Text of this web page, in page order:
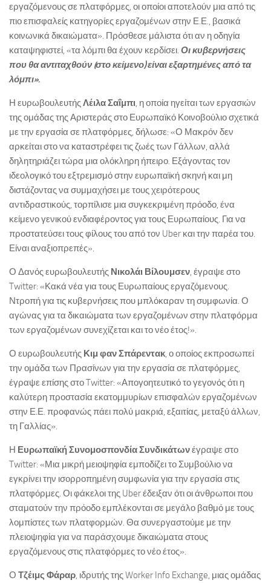
εργαζόμενους σε πλατφόρμες, οι οποίοι αποτελούν μια από τις
πιο επισφαλείς κατηγορίες εργαζομένων στην Ε.Ε., βασικά
κοινωνικά δικαιώματα». Πρόσθεσε μάλιστα ότι αν η οδηγία
καταψηφιστεί, «τα λόμπι θα έχουν κερδίσει. Οι κυβερνήσεις
που θα αντιταχθούν (στο κείμενο) είναι εξαρτημένες από τα
λόμπι».
Η ευρωβουλευτήςΛέιλα Σαΐμπι, η οποία ηγείται των εργασιών
της ομάδας της Αριστεράς στο Ευρωπαϊκό Κοινοβούλιο σχετικά
με την εργασία σε πλατφόρμες, δήλωσε: «Ο Μακρόν δεν
αρκείται στο να καταστρέφει τις ζωές των Γάλλων, αλλά
δηλητηριάζει τώρα μια ολόκληρη ήπειρο. Εξάγοντας τον
ιδεολογικό του εξτρεμισμό στην ευρωπαϊκή σκηνή και μη
διστάζοντας να συμμαχήσει με τους χειρότερους
αντιδραστικούς, τορπίλισε μια συγκεκριμένη πρόοδο, ένα
κείμενο γενικού ενδιαφέροντος για τους Ευρωπαίους. Για να
προστατεύσει τους φίλους του από τον Uber και την παρέα του.
Είναι αναξιοπρεπές».
Ο Δανός ευρωβουλευτής Νικολάι Βίλουμσεν, έγραψε στο
Twitter: «Κακά νέα για τους Ευρωπαίους εργαζόμενους.
Ντροπή για τις κυβερνήσεις που μπλόκαραν τη συμφωνία. Ο
αγώνας για τα δικαιώματα των εργαζομένων στην πλατφόρμα
των εργαζομένων συνεχίζεται και το νέο έτος!».
Ο ευρωβουλευτής Κιμ φαν Σπάρεντακ, ο οποίος εκπροσωπεί
την ομάδα των Πρασίνων για την εργασία σε πλατφόρμες,
έγραψε επίσης στο Twitter: «Απογοητευτικό το γεγονός ότι η
καλύτερη προστασία εκατομμυρίων επισφαλών εργαζομένων
στην Ε.Ε. προφανώς πάει πολύ μακριά, εξαιτίας, μεταξύ άλλων,
τη Γαλλίας».
Η Ευρωπαϊκή Συνομοσπονδία Συνδικάτωνέγραψε στο
Twitter: «Μια μικρή μειοψηφία εμποδίζει το Συμβούλιο να
εγκρίνει την ισορροπημένη συμφωνία για την εργασία στις
πλατφόρμες. Οι φάκελοι της Uber έδειξαν ότι οι άνθρωποι που
σταματούν την πρόοδο εμπλέκονται σε μεγάλο βαθμό με τους
λομπίστες των πλατφορμών. Θα συνεργαστούμε με την
πλειοψηφία για να παράσχουμε δικαιώματα στους
εργαζόμενους στις πλατφόρμες το νέο έτος».
Ο Τζέιμς Φάραρ, ιδρυτής της Worker Info Exchange, μιας ομάδας